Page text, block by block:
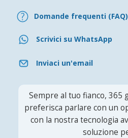
Domande frequenti (FAQ)
Scrivici su WhatsApp
Inviaci un'email
Sempre al tuo fianco, 365
preferisca parlare con un
con la nostra tecnologia
soluzione